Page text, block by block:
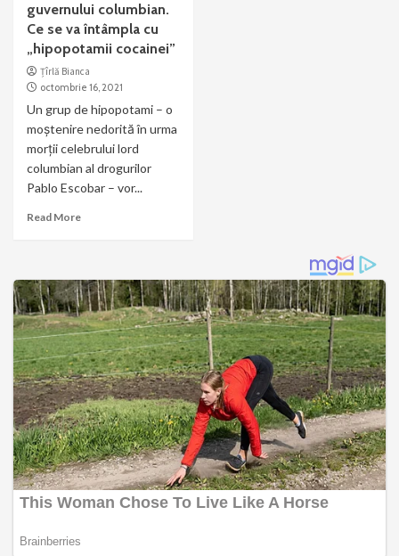
guvernului columbian.
Ce se va întâmpla cu
„hipopotamii cocainei”
Țîrlă Bianca
octombrie 16, 2021
Un grup de hipopotami – o
moştenire nedorită în urma
morţii celebrului lord
columbian al drogurilor
Pablo Escobar – vor...
Read More